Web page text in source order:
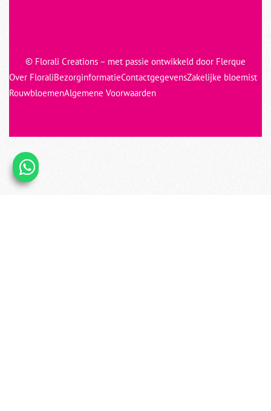
© Florali Creations – met passie ontwikkeld door Flerque
Over FloraliBezorginformatieContactgegevensZakelijke bloemist
RouwbloemenAlgemene Voorwaarden